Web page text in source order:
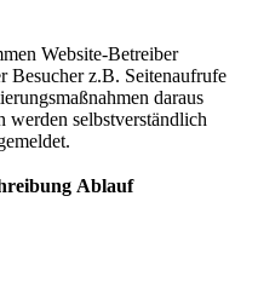
Website-Betreiber
Besucher z.B. Seitenaufrufe
daraus
werden selbstverständlich
Ablauf